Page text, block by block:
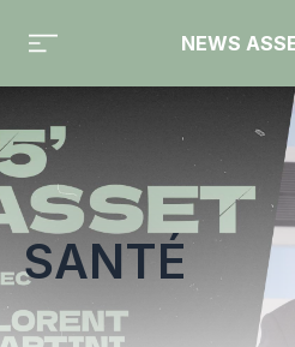
NEWS
Toute l'actualité sur le tag
SANTÉ